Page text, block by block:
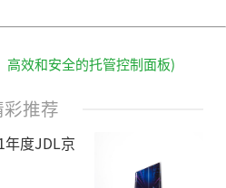
高效和安全的托管控制面板)
推荐
年度JDL京